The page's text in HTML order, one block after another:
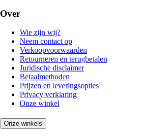
Over
Wie zijn wij?
Neem contact op
Verkoopvoorwaarden
Retourneren en terugbetalen
Juridische disclaimer
Betaalmethoden
Prijzen en leveringsopties
Privacy verklaring
Onze winkel
Onze winkels